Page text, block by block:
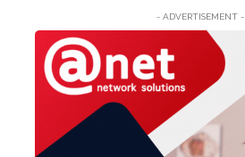
- ADVERTISEMENT -